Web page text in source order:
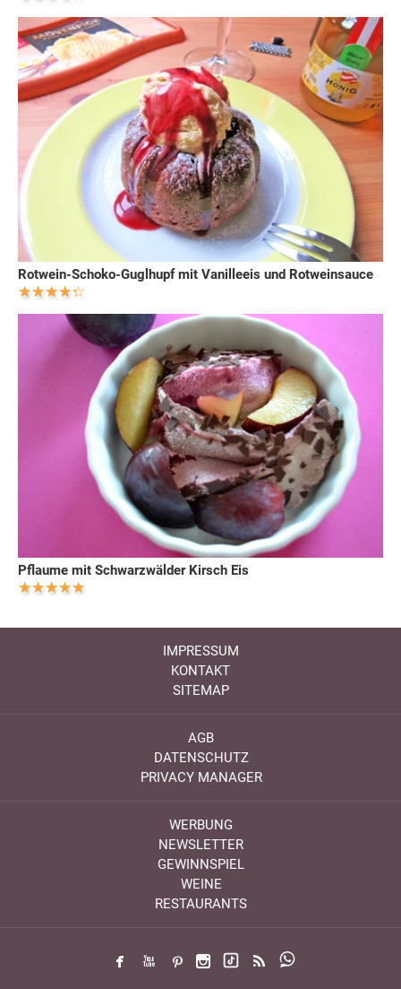
Rotwein-Schoko-Guglhupf mit Vanilleeis und Rotweinsauce
Pflaume mit Schwarzwälder Kirsch Eis
IMPRESSUM
KONTAKT
SITEMAP
AGB
DATENSCHUTZ
PRIVACY MANAGER
WERBUNG
NEWSLETTER
GEWINNSPIEL
WEINE
RESTAURANTS